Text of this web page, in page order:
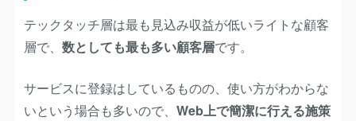
テックタッチ層は最も見込み収益が低いライトな顧客
層で、 数としても最も多い顧客層です。
サービスに登録はしているものの、使い方がわからな
いという場合も多いので、 Web上で簡潔に行える施策